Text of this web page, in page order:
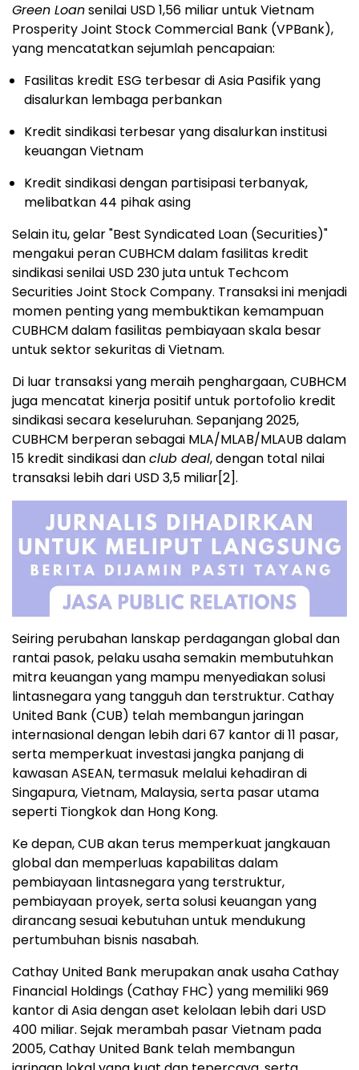
Green Loansenilai USD 1,56 miliar untuk Vietnam
Prosperity Joint Stock Commercial Bank (VPBank),
yang mencatatkan sejumlah pencapaian:
Fasilitas kredit ESG terbesar di Asia Pasifik yang
disalurkan lembaga perbankan
Kredit sindikasi terbesar yang disalurkan institusi
keuangan Vietnam
Kredit sindikasi dengan partisipasi terbanyak,
melibatkan 44 pihak asing
Selain itu, gelar "Best Syndicated Loan (Securities)"
mengakui peran CUBHCM dalam fasilitas kredit
sindikasi senilai USD 230 juta untuk Techcom
Securities Joint Stock Company. Transaksi ini menjadi
momen penting yang membuktikan kemampuan
CUBHCM dalam fasilitas pembiayaan skala besar
untuk sektor sekuritas di Vietnam.
Di luar transaksi yang meraih penghargaan, CUBHCM
juga mencatat kinerja positif untuk portofolio kredit
sindikasi secara keseluruhan. Sepanjang 2025,
CUBHCM berperan sebagai MLA/MLAB/MLAUB dalam
15 kredit sindikasi danclub deal, dengan total nilai
transaksi lebih dari USD 3,5 miliar[2].
Seiring perubahan lanskap perdagangan global dan
rantai pasok, pelaku usaha semakin membutuhkan
mitra keuangan yang mampu menyediakan solusi
lintasnegara yang tangguh dan terstruktur. Cathay
United Bank (CUB) telah membangun jaringan
internasional dengan lebih dari 67 kantor di 11 pasar,
serta memperkuat investasi jangka panjang di
kawasan ASEAN, termasuk melalui kehadiran di
Singapura, Vietnam, Malaysia, serta pasar utama
seperti Tiongkok dan Hong Kong.
Ke depan, CUB akan terus memperkuat jangkauan
global dan memperluas kapabilitas dalam
pembiayaan lintasnegara yang terstruktur,
pembiayaan proyek, serta solusi keuangan yang
dirancang sesuai kebutuhan untuk mendukung
pertumbuhan bisnis nasabah.
Cathay United Bank merupakan anak usaha Cathay
Financial Holdings (Cathay FHC) yang memiliki 969
kantor di Asia dengan aset kelolaan lebih dari USD
400 miliar. Sejak merambah pasar Vietnam pada
2005, Cathay United Bank telah membangun